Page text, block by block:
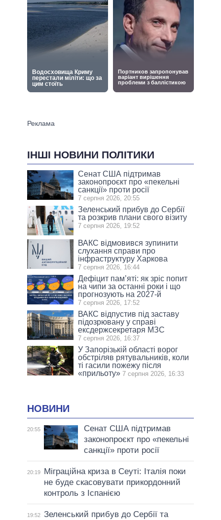
ІНШІ НОВИНИ ПОЛІТИКИ
Сенат США підтримав
законопроєкт про «пекельні
санкції» проти росії
7 серпня 2026, 20:55
Зеленський прибув до Сербії
та розкрив плани свого візиту
7 серпня 2026, 19:52
ВАКС відмовився зупинити
слухання справи про
інфраструктуру Харкова
7 серпня 2026, 16:44
Дефіцит пам’яті: як зріс попит
на чипи за останні роки і що
прогнозують на 2027-й
7 серпня 2026, 17:52
ВАКС відпустив під заставу
підозрювану у справі
ексдержсекретаря МЗС
7 серпня 2026, 16:37
У Запорізькій області ворог
обстріляв рятувальників, коли
ті гасили пожежу після
«прильоту» 7 серпня 2026, 16:33
НОВИНИ
20:55
Сенат США підтримав
законопроєкт про «пекельні
санкції» проти росії
20:19
Міграційна криза в Сеуті: Італія поки
не буде скасовувати прикордонний
контроль з Іспанією
19:52 Зеленський прибув до Сербії та